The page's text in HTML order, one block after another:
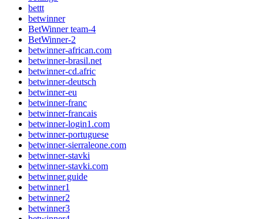
bettt
betwinner
BetWinner team-4
BetWinner-2
betwinner-african.com
betwinner-brasil.net
betwinner-cd.afric
betwinner-deutsch
betwinner-eu
betwinner-franc
betwinner-francais
betwinner-login1.com
betwinner-portuguese
betwinner-sierraleone.com
betwinner-stavki
betwinner-stavki.com
betwinner.guide
betwinner1
betwinner2
betwinner3